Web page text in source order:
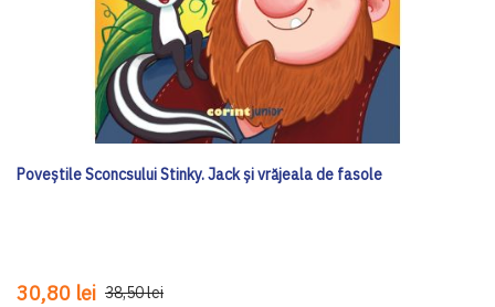
Poveștile Sconcsului Stinky. Jack și vrăjeala de fasole
30,80 lei 38,50 lei